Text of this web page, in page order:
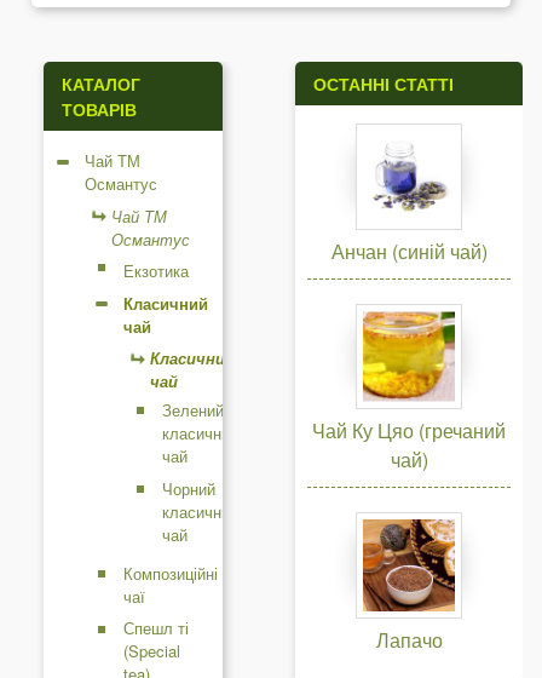
р
і
н
к
КАТАЛОГ
ТОВАРІВ
Чай ТМ
Османтус
Чай ТМ
Османтус
Екзотика
Класичний
чай
Класичний
чай
Зелений
класичний
чай
Чорний
класичний
чай
Композиційні
чаї
Спешл ті
(Special
ОСТАННІ СТАТТІ
Анчан (синій чай)
Чай Ку Цяо (гречаний
чай)
Лапачо